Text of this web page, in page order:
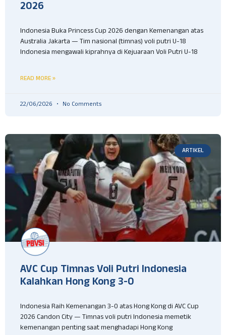
2026
Indonesia Buka Princess Cup 2026 dengan Kemenangan atas
Australia Jakarta — Tim nasional (timnas) voli putri U-18
Indonesia mengawali kiprahnya di Kejuaraan Voli Putri U-18
READ MORE »
22/06/2026 No Comments
ARTIKEL
AVC Cup Timnas Voli Putri Indonesia
Kalahkan Hong Kong 3-0
Indonesia Raih Kemenangan 3-0 atas Hong Kong di AVC Cup
2026 Candon City — Timnas voli putri Indonesia memetik
kemenangan penting saat menghadapi Hong Kong